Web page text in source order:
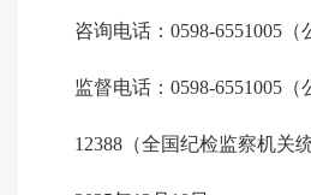
咨询电话：0598-6551005（
监督电话：0598-6551005（
12388（全国纪检监察机关统